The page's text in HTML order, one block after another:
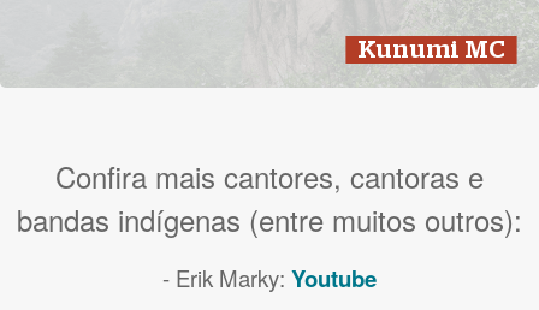
Kunumi MC
Confira mais cantores, cantoras e
bandas indígenas (entre muitos outros):
- Erik Marky: Youtube